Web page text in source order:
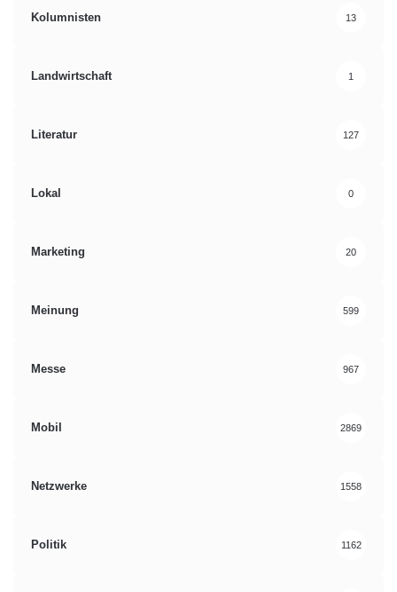
Kolumnisten 13
Landwirtschaft 1
Literatur 127
Lokal 0
Marketing 20
Meinung 599
Messe 967
Mobil 2869
Netzwerke 1558
Politik 1162